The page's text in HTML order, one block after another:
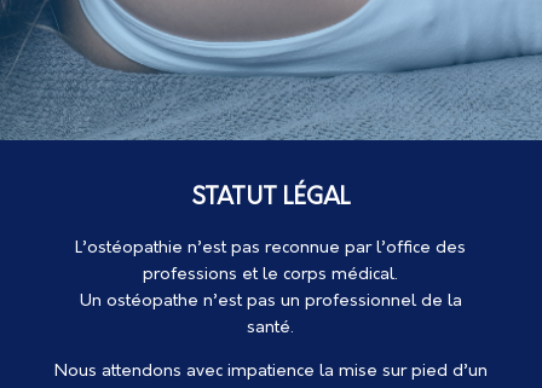
STATUT LÉGAL
L’ostéopathie n’est pas reconnue par l’office des
professions et le corps médical.
Un ostéopathe n’est pas un professionnel de la
santé.
Nous attendons avec impatience la mise sur pied d’un